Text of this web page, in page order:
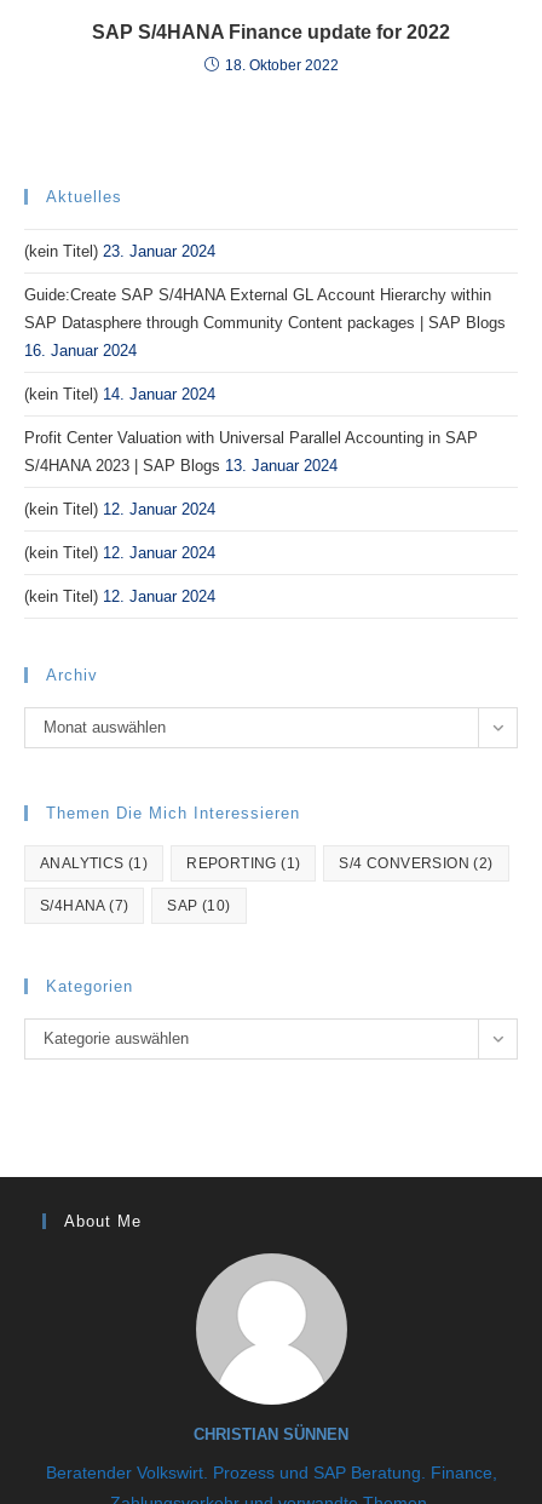
SAP S/4HANA Finance update for 2022
18. Oktober 2022
Aktuelles
(kein Titel) 23. Januar 2024
Guide:Create SAP S/4HANA External GL Account Hierarchy within
SAP Datasphere through Community Content packages | SAP Blogs
16. Januar 2024
(kein Titel) 14. Januar 2024
Profit Center Valuation with Universal Parallel Accounting in SAP
S/4HANA 2023 | SAP Blogs 13. Januar 2024
(kein Titel) 12. Januar 2024
(kein Titel) 12. Januar 2024
(kein Titel) 12. Januar 2024
Archiv
Archiv
Monat auswählen
Themen Die Mich Interessieren
ANALYTICS (1) REPORTING (1) S/4 CONVERSION (2)
S/4HANA(7) SAP (10)
Kategorien
Kategorien
Kategorie auswählen
About Me
CHRISTIAN SÜNNEN
Beratender Volkswirt. Prozess und SAP Beratung. Finance,